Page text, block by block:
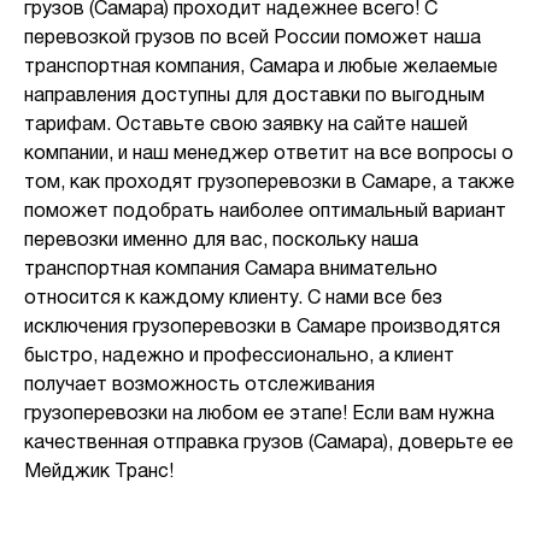
грузов (Самара) проходит надежнее всего! С
перевозкой грузов по всей России поможет наша
транспортная компания, Самара и любые желаемые
направления доступны для доставки по выгодным
тарифам. Оставьте свою заявку на сайте нашей
компании, и наш менеджер ответит на все вопросы о
том, как проходят грузоперевозки в Самаре, а также
поможет подобрать наиболее оптимальный вариант
перевозки именно для вас, поскольку наша
транспортная компания Самара внимательно
относится к каждому клиенту. С нами все без
исключения грузоперевозки в Самаре производятся
быстро, надежно и профессионально, а клиент
получает возможность отслеживания
грузоперевозки на любом ее этапе! Если вам нужна
качественная отправка грузов (Самара), доверьте ее
Мейджик Транс!